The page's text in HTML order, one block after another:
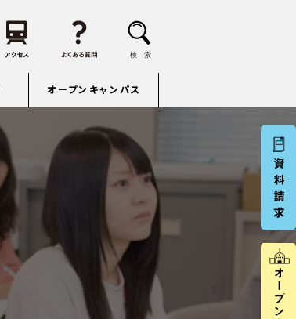
オープンキャンパス